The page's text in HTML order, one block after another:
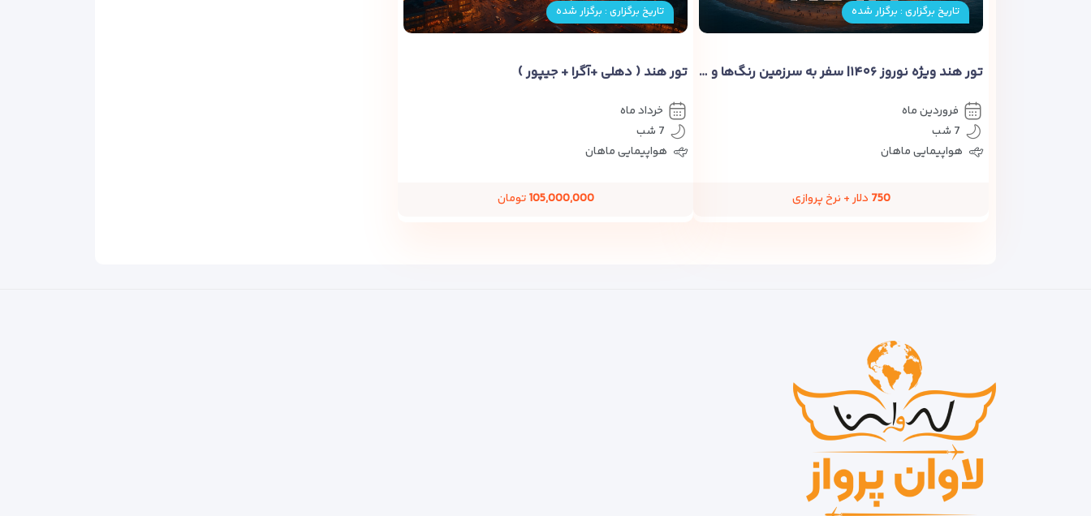
تاریخ برگزاری : برگزار شده
تور هند ویژه نوروز ۱۴۰۶| سفر به سرزمین رنگ‌ها و فرهنگ
فروردین ماه
7 شب
هواپیمایی ماهان
750 دلار + نرخ پروازی
تاریخ برگزاری : برگزار شده
تور هند ( دهلی +آگرا + جیپور )
خرداد ماه
7 شب
هواپیمایی ماهان
105,000,000تومان